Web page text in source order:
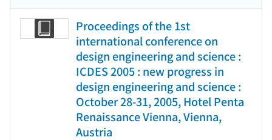
Proceedings of the 1st
international conference on
design engineering and science :
ICDES 2005 : new progress in
design engineering and science :
October 28-31, 2005, Hotel Penta
Renaissance Vienna, Vienna,
Austria